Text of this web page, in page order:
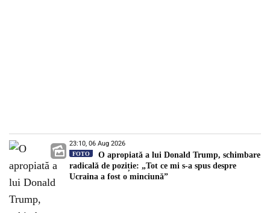
23:10, 06 Aug 2026
FOTO
O apropiată a lui Donald Trump, schimbare
radicală de poziție: „Tot ce mi s-a spus despre
Ucraina a fost o minciună”